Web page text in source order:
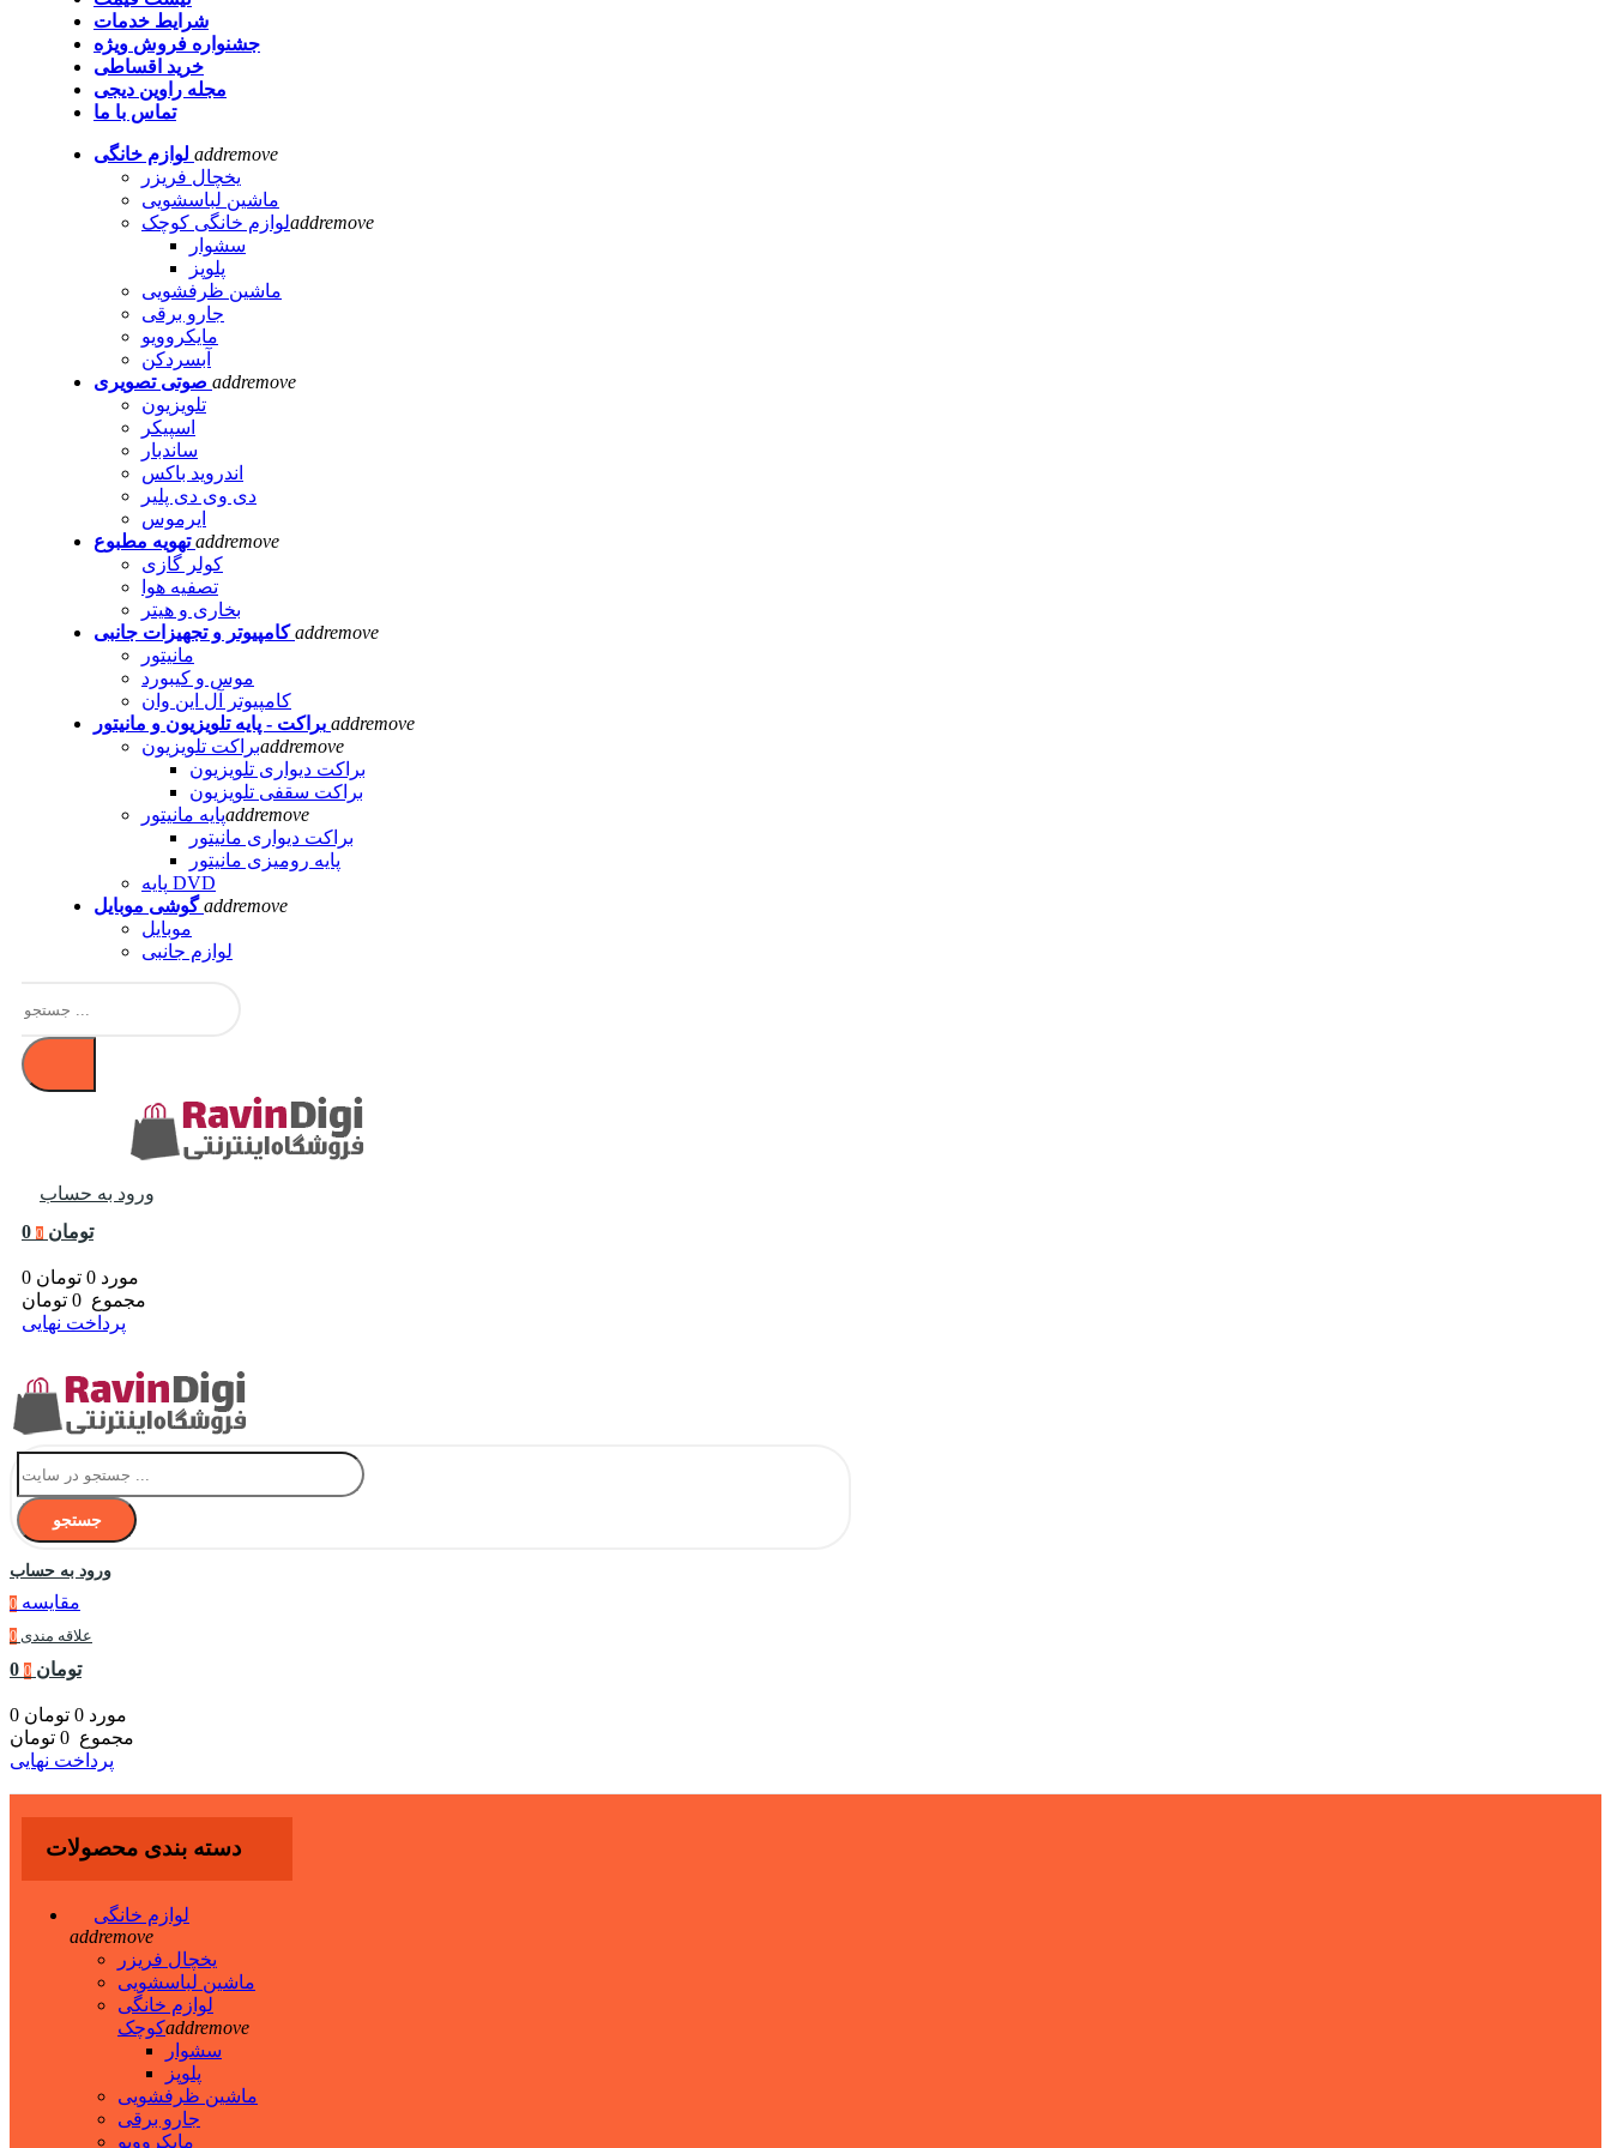
شرایط خدمات
جشنواره فروش ویژه
خرید اقساطی
مجله راوین دیجی
تماس با ما
لوازم خانگی addremove
یخچال فریزر
ماشین لباسشویی
لوازم خانگی کوچکaddremove
سشوار
پلوپز
ماشین ظرفشویی
جارو برقی
مایکروویو
آبسردکن
صوتی تصویری addremove
تلویزیون
اسپیکر
ساندبار
اندروید باکس
دی وی دی پلیر
ایرموس
تهویه مطبوع addremove
کولر گازی
تصفیه هوا
بخاری و هیتر
کامپیوتر و تجهیزات جانبی addremove
مانیتور
موس و کیبورد
کامپیوتر آل این وان
براکت - پایه تلویزیون و مانیتور addremove
براکت تلویزیونaddremove
براکت دیواری تلویزیون
براکت سقفی تلویزیون
پایه مانیتورaddremove
براکت دیواری مانیتور
پایه رومیزی مانیتور
پایه DVD
گوشی موبایل addremove
موبایل
لوازم جانبی
ورود به حساب
0 تومان 0
0 مورد 0 تومان
مجموع 0 تومان
پرداخت نهایی
جستجو
ورود به حساب
مقایسه 0
علاقه مندی 0
0 تومان 0
0 مورد 0 تومان
مجموع 0 تومان
پرداخت نهایی
دسته بندی محصولات
لوازم خانگی
addremove
یخچال فریزر
ماشین لباسشویی
لوازم خانگی
کوچکaddremove
سشوار
پلوپز
ماشین ظرفشویی
جارو برقی
مایکروویو